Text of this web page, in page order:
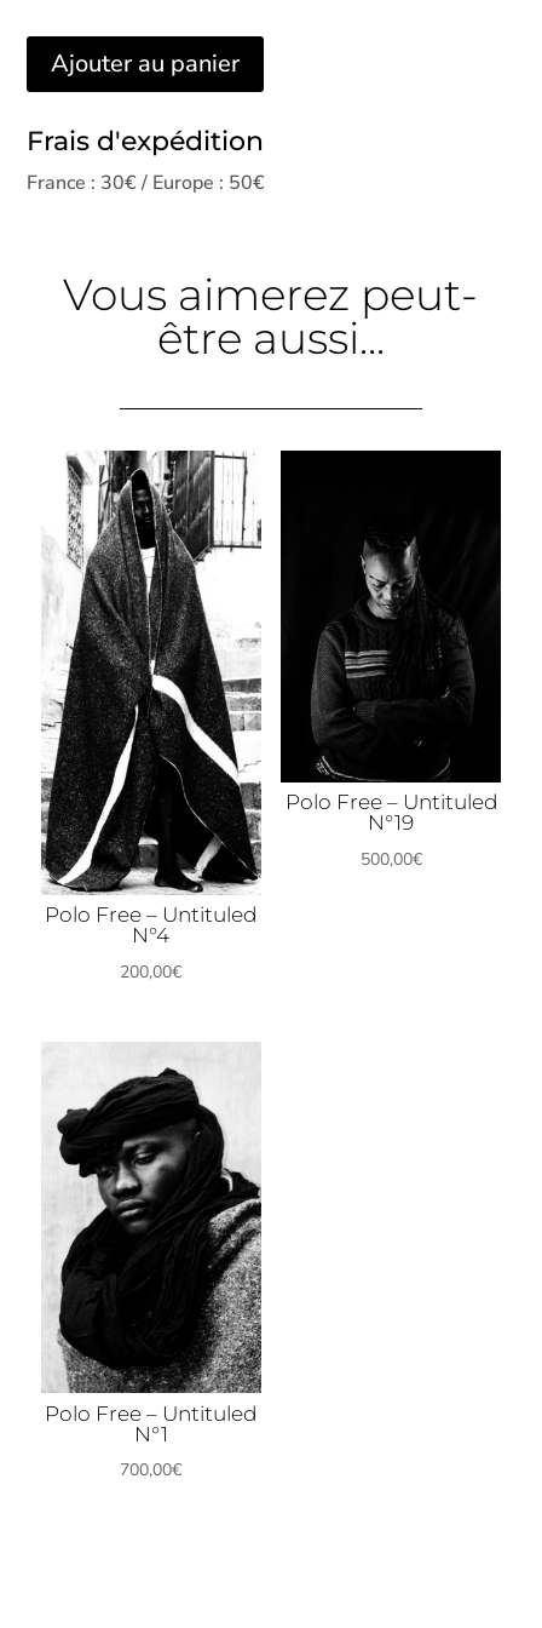
Ajouter au panier
Frais d'expédition
France : 30€ / Europe : 50€
Vous aimerez peut-
être aussi...
Polo Free – Untituled
N°4
200,00€
Polo Free – Untituled
N°19
500,00€
Polo Free – Untituled
N°1
700,00€